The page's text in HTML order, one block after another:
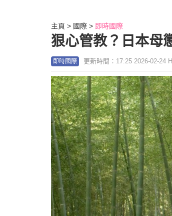
主頁 國際 即時國際
狠心管教？日本
即時國際 更新時間：17:25 2026-02-24